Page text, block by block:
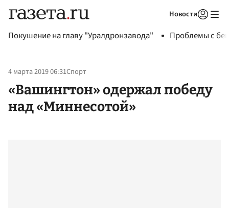
Новости
Покушение на главу "Уралдронзавода" Проблемы с
4 марта 2019 06:31Спорт
«Вашингтон» одержал победу
над «Миннесотой»